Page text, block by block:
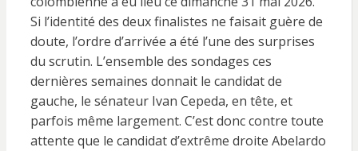
Si l’identité des deux finalistes ne faisait guère de
doute, l’ordre d’arrivée a été l’une des surprises
du scrutin. L’ensemble des sondages ces
dernières semaines donnait le candidat de
gauche, le sénateur Ivan Cepeda, en tête, et
parfois même largement. C’est donc contre toute
attente que le candidat d’extrême droite Abelardo